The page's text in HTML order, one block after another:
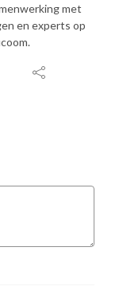
met
en experts op